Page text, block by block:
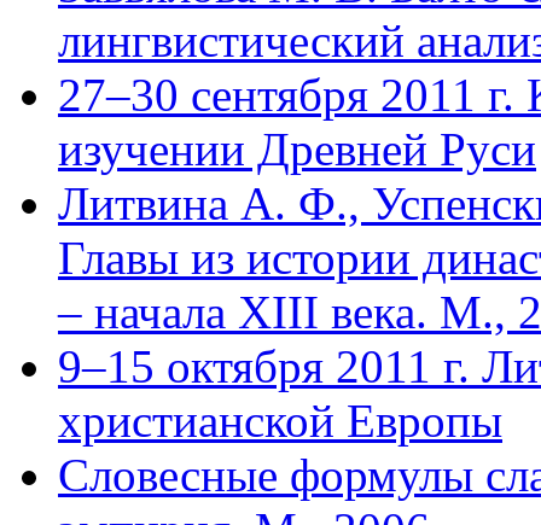
лингвистический
27–30 сентября 2011
изучении Древней Руси
Литвина А. Ф.,
Главы из истории
– начала XIII века. М.,
9–15 октября 2011 г.
христианской Европы
Словесные формулы